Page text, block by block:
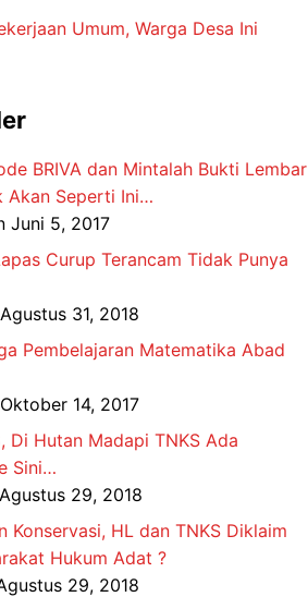
Umum, Warga Desa Ini
BRIVA dan Mintalah Bukti Lembar
Akan Seperti Ini…
Juni 5, 2017
Curup Terancam Tidak Punya
31, 2018
Pembelajaran Matematika Abad
14, 2017
Di Hutan Madapi TNKS Ada
Sini…
29, 2018
Konservasi, HL dan TNKS Diklaim
Hukum Adat ?
29, 2018